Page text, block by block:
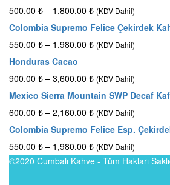
500.00 ₺ – 1,800.00 ₺ (KDV Dahil)
Colombia Supremo Felice Çekirdek
550.00 ₺ – 1,980.00 ₺ (KDV Dahil)
Honduras Cacao
900.00 ₺ – 3,600.00 ₺ (KDV Dahil)
Mexico Sierra Mountain SWP Decaf
600.00 ₺ – 2,160.00 ₺ (KDV Dahil)
Colombia Supremo Felice Esp.
550.00 ₺ – 1,980.00 ₺ (KDV Dahil)
©2020 Cumbalı Kahve - Tüm Hakları